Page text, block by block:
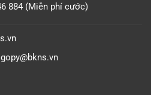
884 (Miễn phí cước)
gopy@bkns.vn